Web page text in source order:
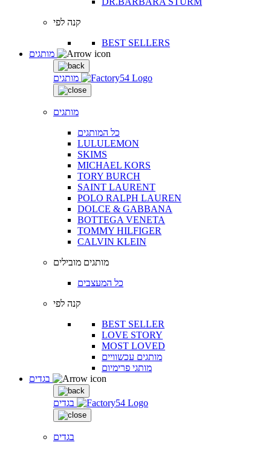
קנה לפי
BEST SELLERS
מותגים
מותגים
כל המותגים
LULULEMON
SKIMS
MICHAEL KORS
TORY BURCH
SAINT LAURENT
POLO RALPH LAUREN
DOLCE & GABBANA
BOTTEGA VENETA
TOMMY HILFIGER
CALVIN KLEIN
מותגים מובילים
כל המעצבים
קנה לפי
BEST SELLER
LOVE STORY
MOST LOVED
מותגים עכשוויים
מותגי פרימיום
בגדים
בגדים